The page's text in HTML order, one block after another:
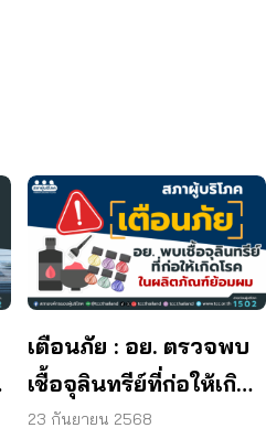
เตือนภัย : อย. ตรวจพบ
เชื้อจุลินทรีย์ที่ก่อให้เกิด
โรค และพบแบคทีเรีย
23 กันยายน 2568